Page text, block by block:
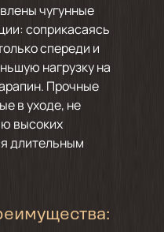
чугунные
соприкасаясь
спереди и
нагрузку на
Прочные
в уходе, не
высоких
длительным